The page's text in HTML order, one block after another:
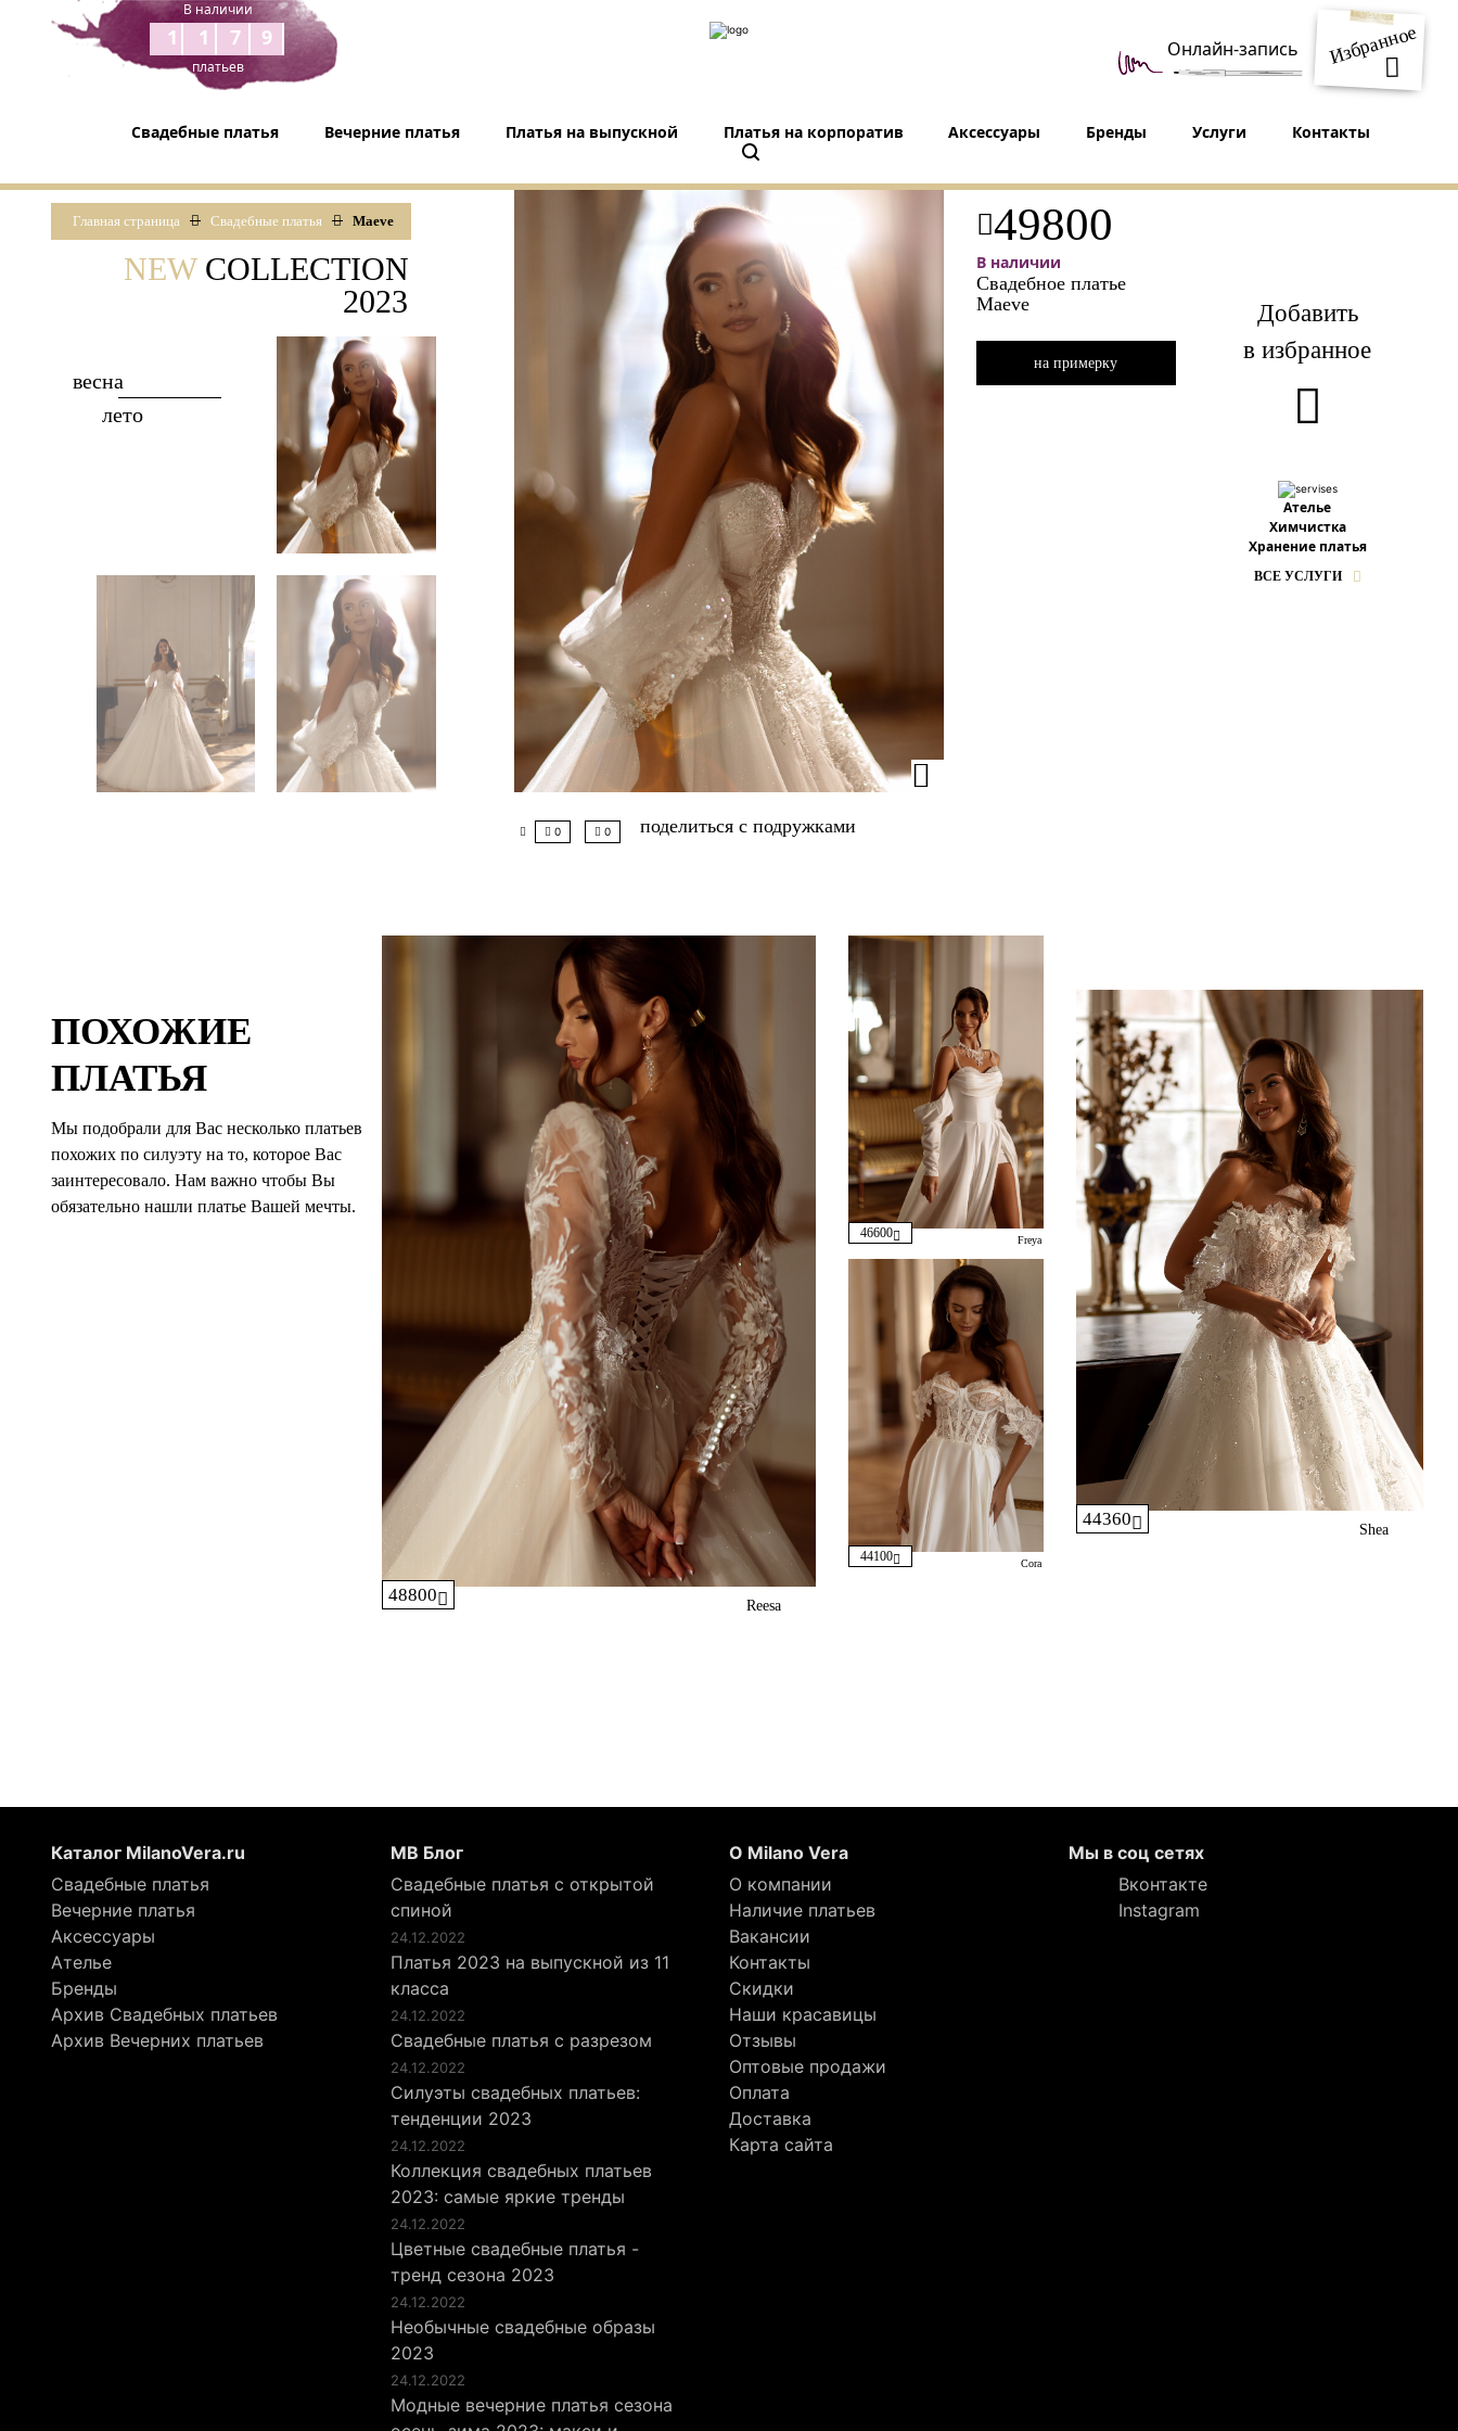
В наличии
1179
платьев Избранное
Онлайн-запись
Свадебные платья Вечерние платья Платья на выпускной Платья на корпоратив Аксессуары Бренды Услуги Контакты
Главная страница Свадебные платья Maeve
NEWCOLLECTION
2023
весна
лето
0 0 поделиться с подружками
Добавить
в избранное
Ателье
Химчистка
Хранение платья
ВСЕ УСЛУГИ
49800
В наличии
Свадебное платье
Maeve
на примерку
ПОХОЖИЕ
ПЛАТЬЯ
Мы подобрали для Вас несколько платьев
похожих по силуэту на то, которое Вас
заинтересовало. Нам важно чтобы Вы
обязательно нашли платье Вашей мечты.
48800
Reesa
46600 Freya
44100 Cora
44360
Shea
Каталог MilanoVera.ru
Свадебные платья
Вечерние платья
Аксессуары
Ателье
Бренды
Архив Свадебных платьев
Архив Вечерних платьев
МВ Блог
Свадебные платья с открытой
спиной
24.12.2022
Платья 2023 на выпускной из 11
класса
24.12.2022
Свадебные платья с разрезом
24.12.2022
Силуэты свадебных платьев:
тенденции 2023
24.12.2022
Коллекция свадебных платьев
2023: самые яркие тренды
24.12.2022
Цветные свадебные платья -
тренд сезона 2023
24.12.2022
Необычные свадебные образы
2023
24.12.2022
Модные вечерние платья сезона
О Milano Vera
О компании
Наличие платьев
Вакансии
Контакты
Скидки
Наши красавицы
Отзывы
Оптовые продажи
Оплата
Доставка
Карта сайта
Мы в соц сетях
Вконтакте
Instagram